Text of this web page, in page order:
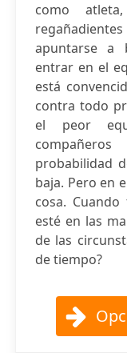
como
apuntarse a
entrar en el
está
contra todo
el peor
probabilidad
baja. Pero en
cosa.
esté en las
de las
de tiempo?